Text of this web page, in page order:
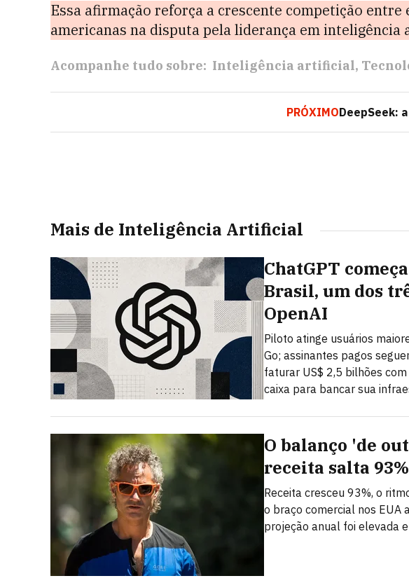
Essa afirmação reforça a crescente competição entre
americanas na disputa pela liderança em inteligência
Acompanhe tudo sobre: Inteligência artificial
PRÓXIMODeepSeek:
Mais de Inteligência Artificial
ChatGPT
Brasil, um dos
OpenAI
Piloto atinge usuários
Go; assinantes pagos
faturar US$ 2,5 bilhões
caixa para bancar sua
O balanço 'de
receita salta
Receita cresceu 93%, o
o braço comercial nos EUA
projeção anual foi elevada